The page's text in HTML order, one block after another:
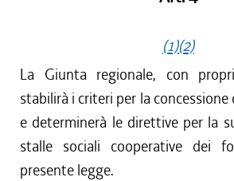
(1)(2)
La Giunta regionale, con
stabilirà i criteri per la concessione
e determinerà le direttive per la
stalle sociali cooperative dei
presente legge.